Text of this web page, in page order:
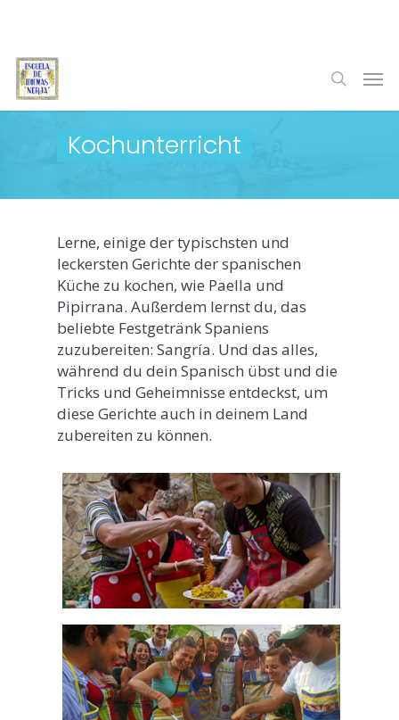
main
content
search
Kochunterricht
Lerne, einige der typischsten und
leckersten Gerichte der spanischen
Küche zu kochen, wie Paella und
Pipirrana. Außerdem lernst du, das
beliebte Festgetränk Spaniens
zuzubereiten: Sangría. Und das alles,
während du dein Spanisch übst und die
Tricks und Geheimnisse entdeckst, um
diese Gerichte auch in deinem Land
zubereiten zu können.